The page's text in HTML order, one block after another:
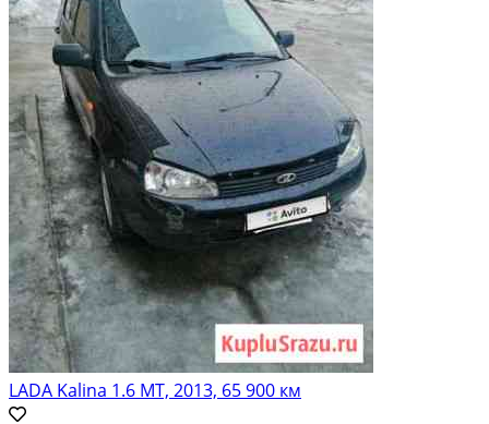
LADA Kalina 1.6 МТ, 2013, 65 900 км